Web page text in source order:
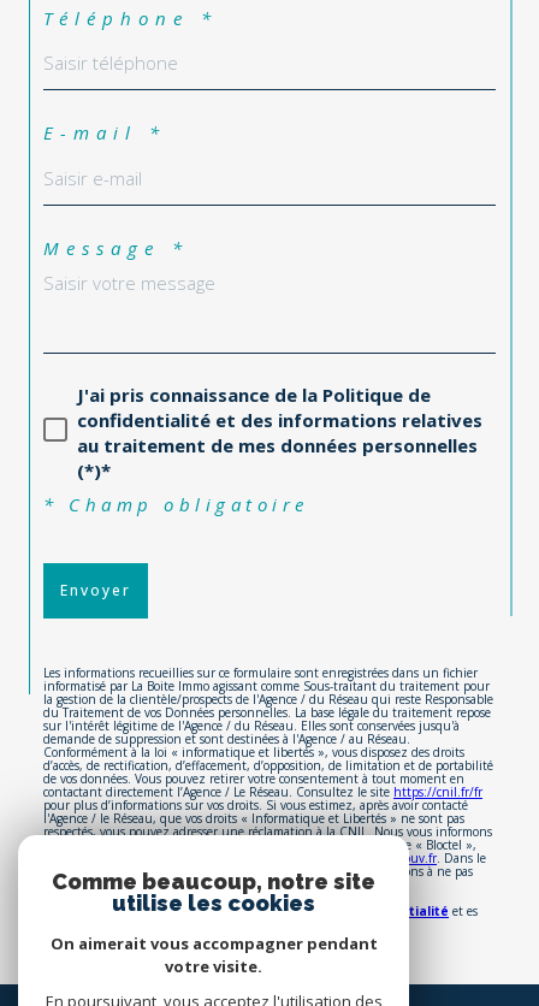
Téléphone *
E-mail *
Message *
J'ai pris connaissance de la Politique de
confidentialité et des informations relatives
au traitement de mes données personnelles
(*)*
* Champ obligatoire
Envoyer
Les informations recueillies sur ce formulaire sont enregistrées dans un fichier
informatisé par La Boite Immo agissant comme Sous-traitant du traitement pour
la gestion de la clientèle/prospects de l'Agence / du Réseau qui reste Responsable
du Traitement de vos Données personnelles. La base légale du traitement repose
sur l'intérêt légitime de l'Agence / du Réseau. Elles sont conservées jusqu'à
demande de suppression et sont destinées à l'Agence / au Réseau.
Conformément à la loi « informatique et libertés », vous disposez des droits
d’accès, de rectification, d’effacement, d’opposition, de limitation et de portabilité
de vos données. Vous pouvez retirer votre consentement à tout moment en
contactant directement l’Agence / Le Réseau. Consultez le site https://cnil.fr/fr
pour plus d’informations sur vos droits. Si vous estimez, après avoir contacté
l'Agence / le Réseau, que vos droits « Informatique et Libertés » ne sont pas
respectés, vous pouvez adresser une réclamation à la CNIL. Nous vous informons
de l’existence de la liste d'opposition au démarchage téléphonique « Bloctel »,
https://www.bloctel.gouv.fr. Dans le
cadre de la protection des Données personnelles, nous vous invitons à ne pas
inscrire de Données sensibles dans le champ de saisie libre.
Ce site est protégé par reCAPTCHA, lesPolitiques de Confidentialité et es
Comme beaucoup, notre site
utilise les cookies
On aimerait vous accompagner pendant
votre visite.
En poursuivant, vous acceptez l'utilisation des